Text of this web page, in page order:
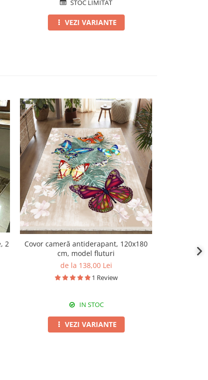
STOC LIMITAT
VEZI VARIANTE
2
Covor cameră antiderapant, 120x180
cm, model fluturi
de la 138,00 Lei
1 Review
IN STOC
VEZI VARIANTE
protecție